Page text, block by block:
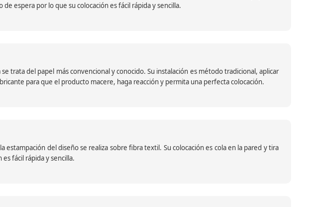
espera por lo que su colocación es fácil rápida y sencilla.
trata del papel más convencional y conocido. Su instalación es método tradicional, aplicar
para que el producto macere, haga reacción y permita una perfecta colocación.
del diseño se realiza sobre fibra textil. Su colocación es cola en la pared y tira
fácil rápida y sencilla.